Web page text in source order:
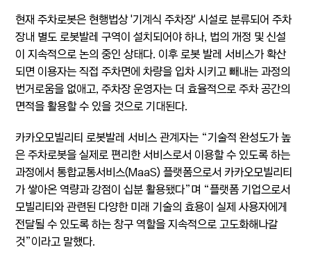
현재 주차로봇은 현행법상 '기계식 주차장' 시설로 분류되어 주차
장내 별도 로봇발레 구역이 설치되어야 하나, 법의 개정 및 신설
이 지속적으로 논의 중인 상태다. 이후 로봇 발레 서비스가 확산
되면 이용자는 직접 주차면에 차량을 입차 시키고 빼내는 과정의
번거로움을 없애고, 주차장 운영자는 더 효율적으로 주차 공간의
면적을 활용할 수 있을 것으로 기대된다.
카카오모빌리티 로봇발레 서비스 관계자는 “기술적 완성도가 높
은 주차로봇을 실제로 편리한 서비스로서 이용할 수 있도록 하는
과정에서 통합교통서비스(MaaS) 플랫폼으로서 카카오모빌리티
가 쌓아온 역량과 강점이 십분 활용됐다”며 “플랫폼 기업으로서
모빌리티와 관련된 다양한 미래 기술의 효용이 실제 사용자에게
전달될 수 있도록 하는 창구 역할을 지속적으로 고도화해나갈
것”이라고 말했다.